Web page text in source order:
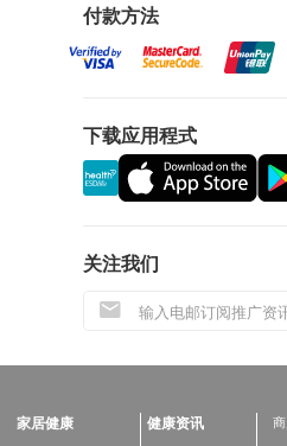
付款方法
下载应用程式
关注我们
家居健康 健康资讯